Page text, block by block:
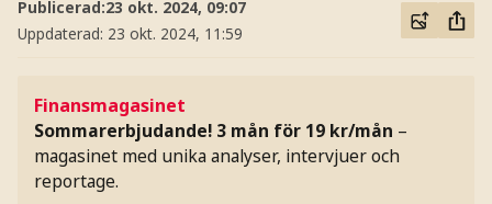
Publicerad:23 okt. 2024, 09:07
Uppdaterad: 23 okt. 2024, 11:59
Finansmagasinet
Sommarerbjudande! 3 mån för 19 kr/mån –
magasinet med unika analyser, intervjuer och
reportage.